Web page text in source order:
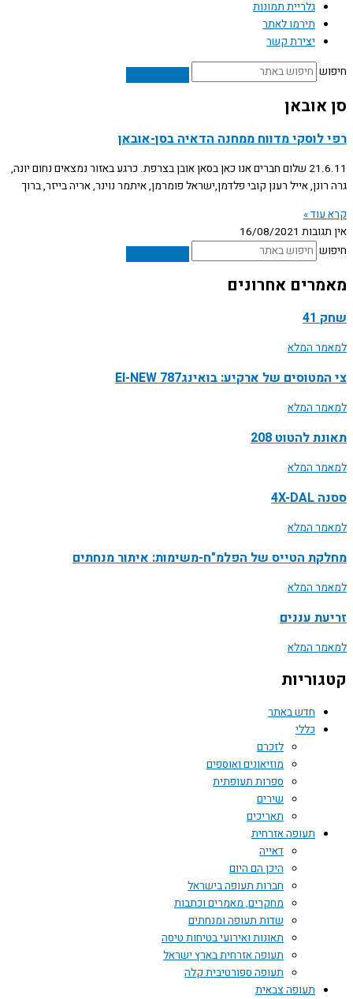
גלריית תמונות
תירמו לאתר
יצירת קשר
חיפוש
סן אובאן
רפי לוסקי מדווח ממחנה הדאיה בסן-אובאן
21.6.11 שלום חברים אנו כאן בסאן אובן בצרפת. כרגע באזור נמצאים נחום יונה,
גרה רונן, אייל רענן קובי פלדמן,ישראל פומרמן, איתמר נוינר, אריה בייזר, ברוך
קרא עוד »
אין תגובות 16/08/2021
חיפוש
מאמרים אחרונים
שחק 41
למאמר המלא
צי המטוסים של ארקיע: בואינג787 EI-NEW
למאמר המלא
תאונת להטוט 208
למאמר המלא
ססנה 4X-DAL
למאמר המלא
מחלקת הטייס של הפלמ"ח-משימות: איתור מנחתים
למאמר המלא
זריעת עננים
למאמר המלא
קטגוריות
חדש באתר
כללי
לזכרם
מוזיאונים ואוספים
ספרות תעופתית
שירים
תאריכים
תעופה אזרחית
דאייה
היכן הם היום
חברות תעופה בישראל
מחקרים, מאמרים וכתבות
שדות תעופה ומנחתים
תאונות ואירועי בטיחות טיסה
תעופה אזרחית בארץ ישראל
תעופה ספורטיבית קלה
תעופה צבאית